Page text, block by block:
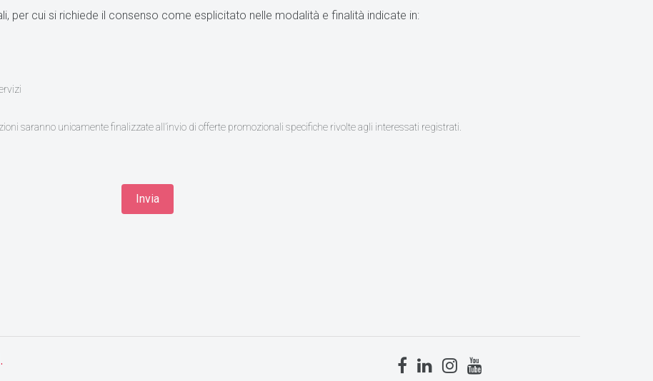
per cui si richiede il consenso come esplicitato nelle modalità e finalità indicate in:
saranno unicamente finalizzate all’invio di offerte promozionali specifiche rivolte agli interessati registrati.